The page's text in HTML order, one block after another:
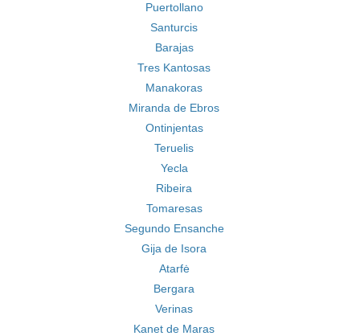
Puertollano
Santurcis
Barajas
Tres Kantosas
Manakoras
Miranda de Ebros
Ontinjentas
Teruelis
Yecla
Ribeira
Tomaresas
Segundo Ensanche
Gija de Isora
Atarfė
Bergara
Verinas
Kanet de Maras